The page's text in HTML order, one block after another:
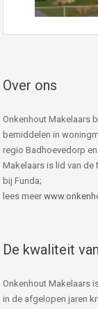
Over ons
Onkenhout Makelaars
bemiddelen in
regio Badhoevedorp
Makelaars is lid van de
bij Funda;
lees meer
De kwaliteit
Onkenhout Makelaars
in de afgelopen jaren